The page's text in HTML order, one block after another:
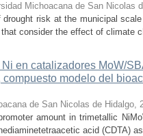
Michoacana de San Nicolas
risk at the municipal
consider the effect of climate
en catalizadores MoW/
modelo del
de San Nicolas de Hidalgo,
amount in trimetallic
acid (CDTA)